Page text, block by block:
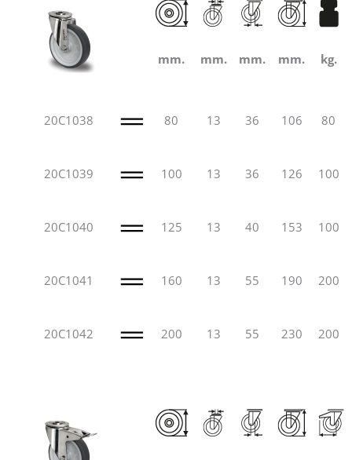
mm. mm. mm. mm. kg.
20C1038 80 13 36 106 80
20C1039 100 13 36 126 100
20C1040 125 13 40 153 100
20C1041 160 13 55 190 200
20C1042 200 13 55 230 200